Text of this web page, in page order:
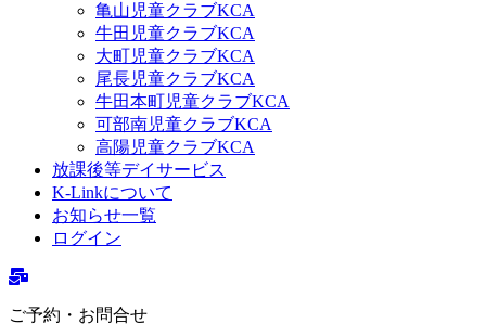
亀山児童クラブKCA
牛田児童クラブKCA
大町児童クラブKCA
尾長児童クラブKCA
牛田本町児童クラブKCA
可部南児童クラブKCA
高陽児童クラブKCA
放課後等デイサービス
K-Linkについて
お知らせ一覧
ログイン
ご予約・お問合せ